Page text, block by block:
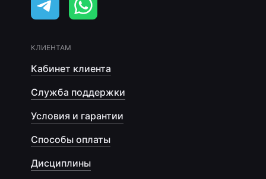
КЛИЕНТАМ
Кабинет клиента
Служба поддержки
Условия и гарантии
Способы оплаты
Дисциплины